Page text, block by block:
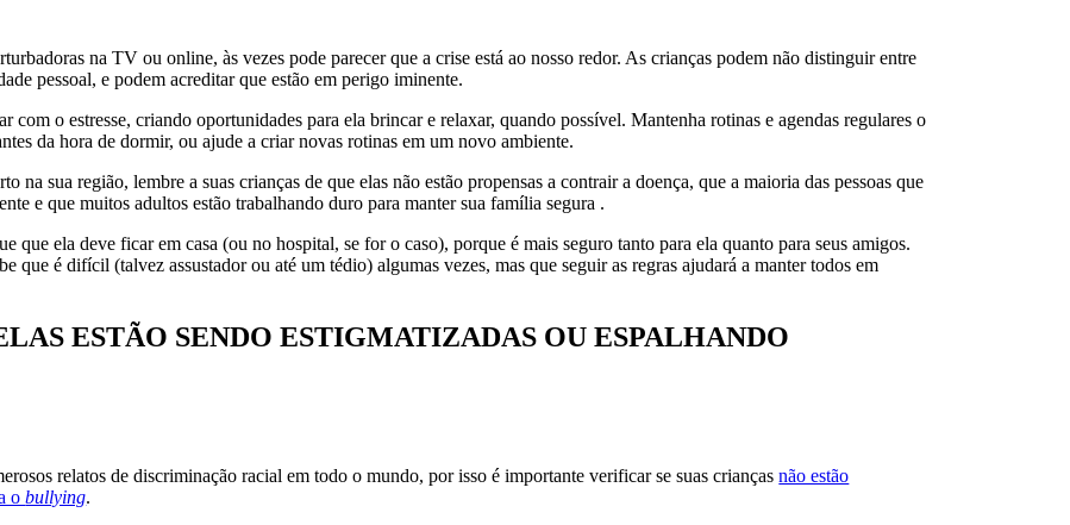
na TV ou online, às vezes pode parecer que a crise está ao nosso redor. As crianças podem não distinguir entre
pessoal, e podem acreditar que estão em perigo iminente.
com o estresse, criando oportunidades para ela brincar e relaxar, quando possível. Mantenha rotinas e agendas regulares o
da hora de dormir, ou ajude a criar novas rotinas em um novo ambiente.
na sua região, lembre a suas crianças de que elas não estão propensas a contrair a doença, que a maioria das pessoas que
e que muitos adultos estão trabalhando duro para manter sua família segura .
que ela deve ficar em casa (ou no hospital, se for o caso), porque é mais seguro tanto para ela quanto para seus amigos.
que é difícil (talvez assustador ou até um tédio) algumas vezes, mas que seguir as regras ajudará a manter todos em
ESTÃO SENDO ESTIGMATIZADAS OU ESPALHANDO
relatos de discriminação racial em todo o mundo, por isso é importante verificar se suas criançasnão estão
obullying.